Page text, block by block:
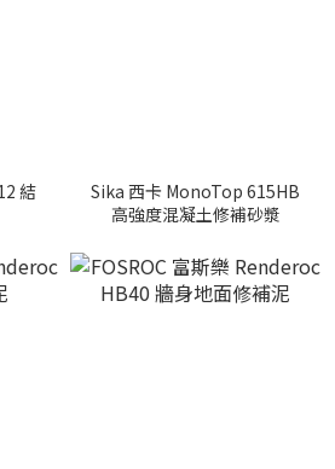
結
Sika 西卡 MonoTop 615HB
高強度混凝土修補砂漿